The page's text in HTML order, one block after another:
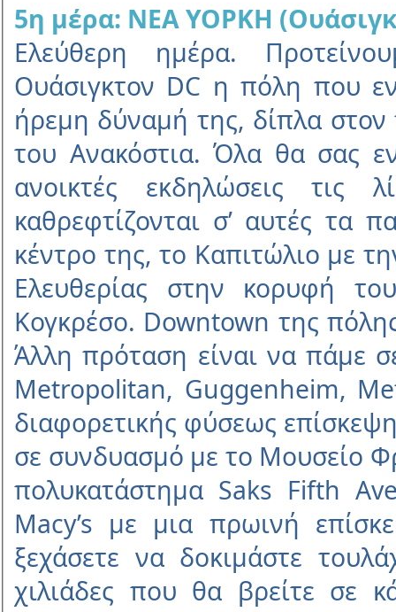
5η µέρα: ΝΕΑ ΥΟΡΚΗ
Ελεύθερη ηµέρα.
Ουάσιγκτον DC η πόλη που
ήρεµη δύναµή της, δίπλα
του Ανακόστια. Όλα θα σας
ανοικτές εκδηλώσεις τις
καθρεφτίζονται σ’ αυτές τα
κέντρο της, το Καπιτώλιο µε
Ελευθερίας στην κορυφή
Κογκρέσο. Downtown της
Άλλη πρόταση είναι να πάµε
Metropolitan, Guggenheim,
διαφορετικής φύσεως
σε συνδυασµό µε το Μουσείο
πολυκατάστηµα Saks Fifth
Macy’s µε µια πρωινή
ξεχάσετε να δοκιµάστε
χιλιάδες που θα βρείτε σε